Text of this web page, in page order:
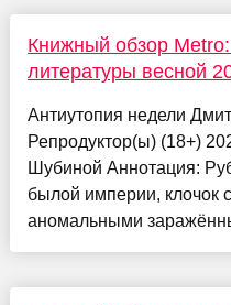
Книжный обзор Metro:
литературы весной
Антиутопия недели
Репродуктор(ы) (18+)
Шубиной Аннотация:
былой империи, клочок
аномальными